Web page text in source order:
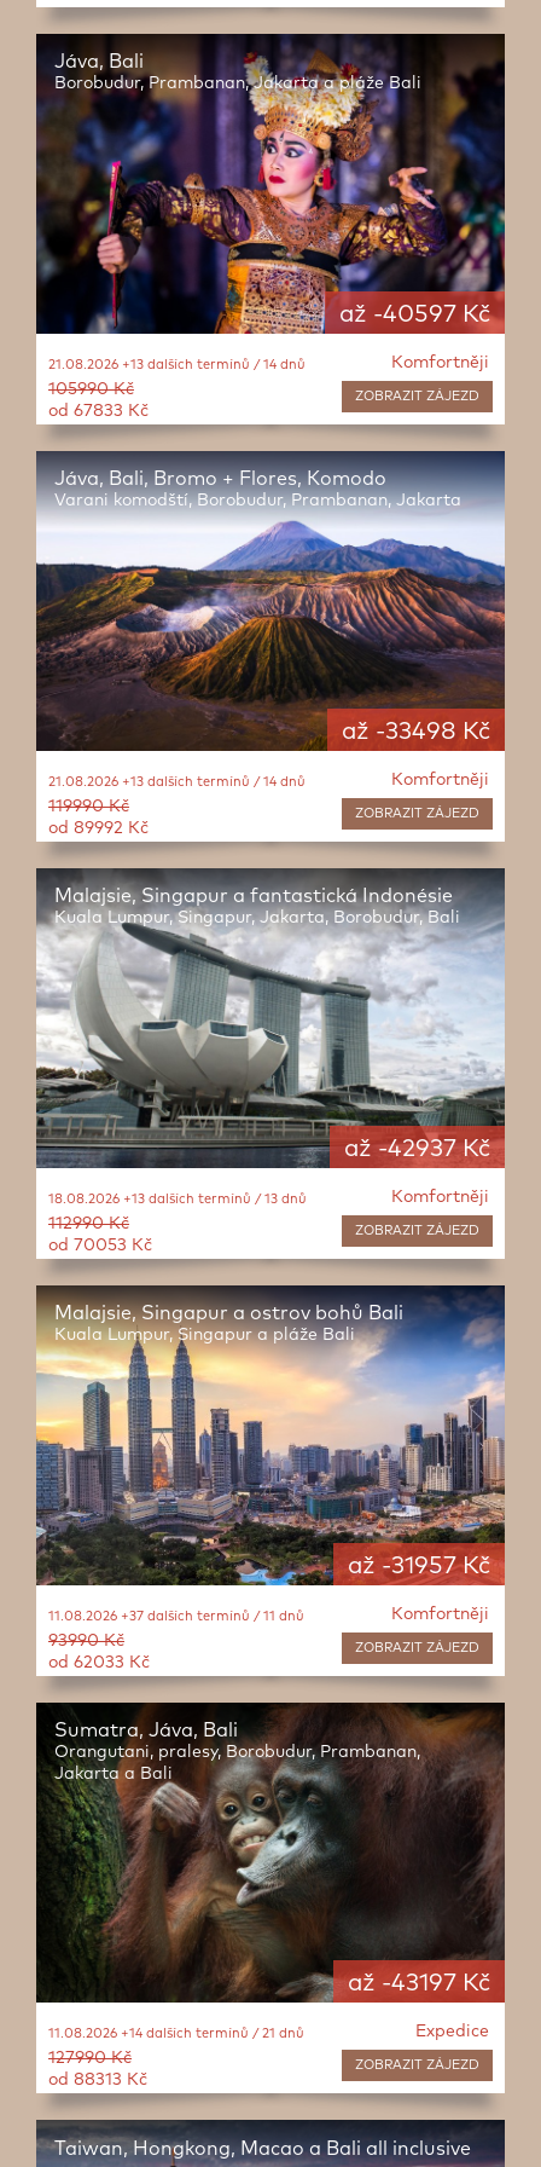
až -40597 Kč
Jáva, Bali
Borobudur, Prambanan, Jakarta a pláže Bali
Komfortněji
ZOBRAZIT ZÁJEZD
21.08.2026 +13 dalších termínů / 14 dnů
105990 Kč
od 67833 Kč
až -33498 Kč
Jáva, Bali, Bromo + Flores, Komodo
Varani komodští, Borobudur, Prambanan, Jakarta
Komfortněji
ZOBRAZIT ZÁJEZD
21.08.2026 +13 dalších termínů / 14 dnů
119990 Kč
od 89992 Kč
až -42937 Kč
Malajsie, Singapur a fantastická Indonésie
Kuala Lumpur, Singapur, Jakarta, Borobudur, Bali
Komfortněji
ZOBRAZIT ZÁJEZD
18.08.2026 +13 dalších termínů / 13 dnů
112990 Kč
od 70053 Kč
až -31957 Kč
Malajsie, Singapur a ostrov bohů Bali
Kuala Lumpur, Singapur a pláže Bali
Komfortněji
ZOBRAZIT ZÁJEZD
11.08.2026 +37 dalších termínů / 11 dnů
93990 Kč
od 62033 Kč
až -43197 Kč
Sumatra, Jáva, Bali
Orangutani, pralesy, Borobudur, Prambanan,
Jakarta a Bali
Expedice
ZOBRAZIT ZÁJEZD
11.08.2026 +14 dalších termínů / 21 dnů
127990 Kč
od 88313 Kč
Taiwan, Hongkong, Macao a Bali all inclusive